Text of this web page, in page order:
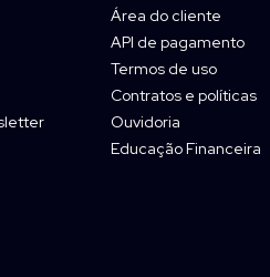
Área do cliente
API de pagamento
Termos de uso
Contratos e políticas
Ouvidoria
Educação Financeira